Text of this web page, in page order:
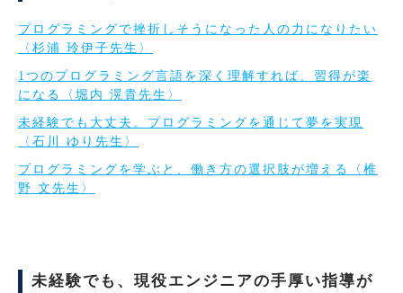
プログラミングで挫折しそうになった人の力になりたい
〈杉浦 玲伊子先生〉
1つのプログラミング言語を深く理解すれば、習得が楽
になる〈堀内 滉貴先生〉
未経験でも大丈夫。プログラミングを通じて夢を実現
〈石川 ゆり先生〉
プログラミングを学ぶと、働き方の選択肢が増える〈椎
野 文先生〉
未経験でも、現役エンジニアの手厚い指導が